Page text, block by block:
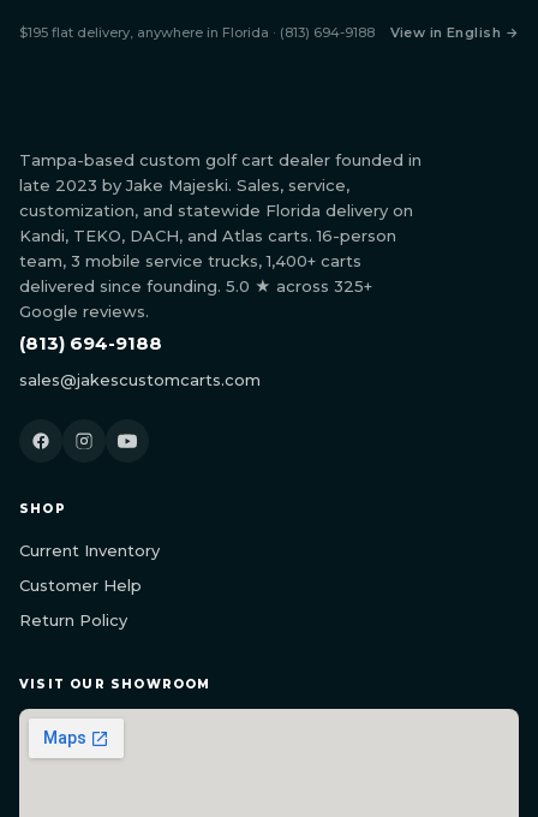
$195 flat delivery, anywhere in Florida · (813) 694-9188 View in English →
Tampa-based custom golf cart dealer founded in
late 2023 by Jake Majeski. Sales, service,
customization, and statewide Florida delivery on
Kandi, TEKO, DACH, and Atlas carts. 16-person
team, 3 mobile service trucks, 1,400+ carts
delivered since founding. 5.0 ★ across 325+
Google reviews.
(813) 694-9188
sales@jakescustomcarts.com
SHOP
Current Inventory
Customer Help
Return Policy
VISIT OUR SHOWROOM